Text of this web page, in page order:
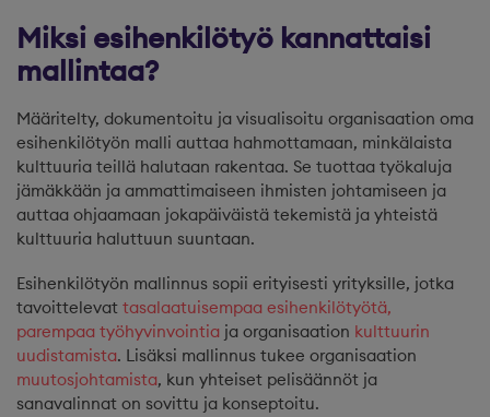
Miksi esihenkilötyö kannattaisi
mallintaa?
Määritelty, dokumentoitu ja visualisoitu organisaation oma
esihenkilötyön malli auttaa hahmottamaan, minkälaista
kulttuuria teillä halutaan rakentaa. Se tuottaa työkaluja
jämäkkään ja ammattimaiseen ihmisten johtamiseen ja
auttaa ohjaamaan jokapäiväistä tekemistä ja yhteistä
kulttuuria haluttuun suuntaan.
Esihenkilötyön mallinnus sopii erityisesti yrityksille, jotka
tavoittelevat tasalaatuisempaa esihenkilötyötä,
parempaa työhyvinvointia ja organisaation kulttuurin
uudistamista. Lisäksi mallinnus tukee organisaation
muutosjohtamista, kun yhteiset pelisäännöt ja
sanavalinnat on sovittu ja konseptoitu.